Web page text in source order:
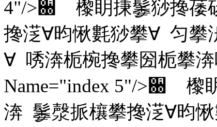
4"/>਀ 㰀眀㨀䰀猀搀䔀
搀㴀∀昀愀氀猀攀∀ 匀攀
∀ 唀渀栀椀搀攀圀栀攀
Name="index 5"/>਀ 㰀
渀 䰀漀挀欀攀搀㴀∀昀